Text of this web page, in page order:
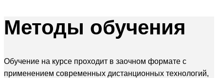
Методы обучения
Обучение на курсе проходит в заочном формате с
применением современных дистанционных технологий,